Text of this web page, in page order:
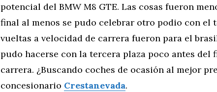
potencial del BMW M8 GTE. Las cosas fueron
final al menos se pudo celebrar otro podio con el
vueltas a velocidad de carrera fueron para el
pudo hacerse con la tercera plaza poco antes del
carrera. ¿Buscando coches de ocasión al mejor
concesionario Crestanevada.